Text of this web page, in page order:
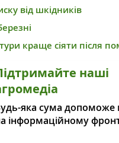
від шкідників
краще сіяти після
наші
яка сума
інформаційному